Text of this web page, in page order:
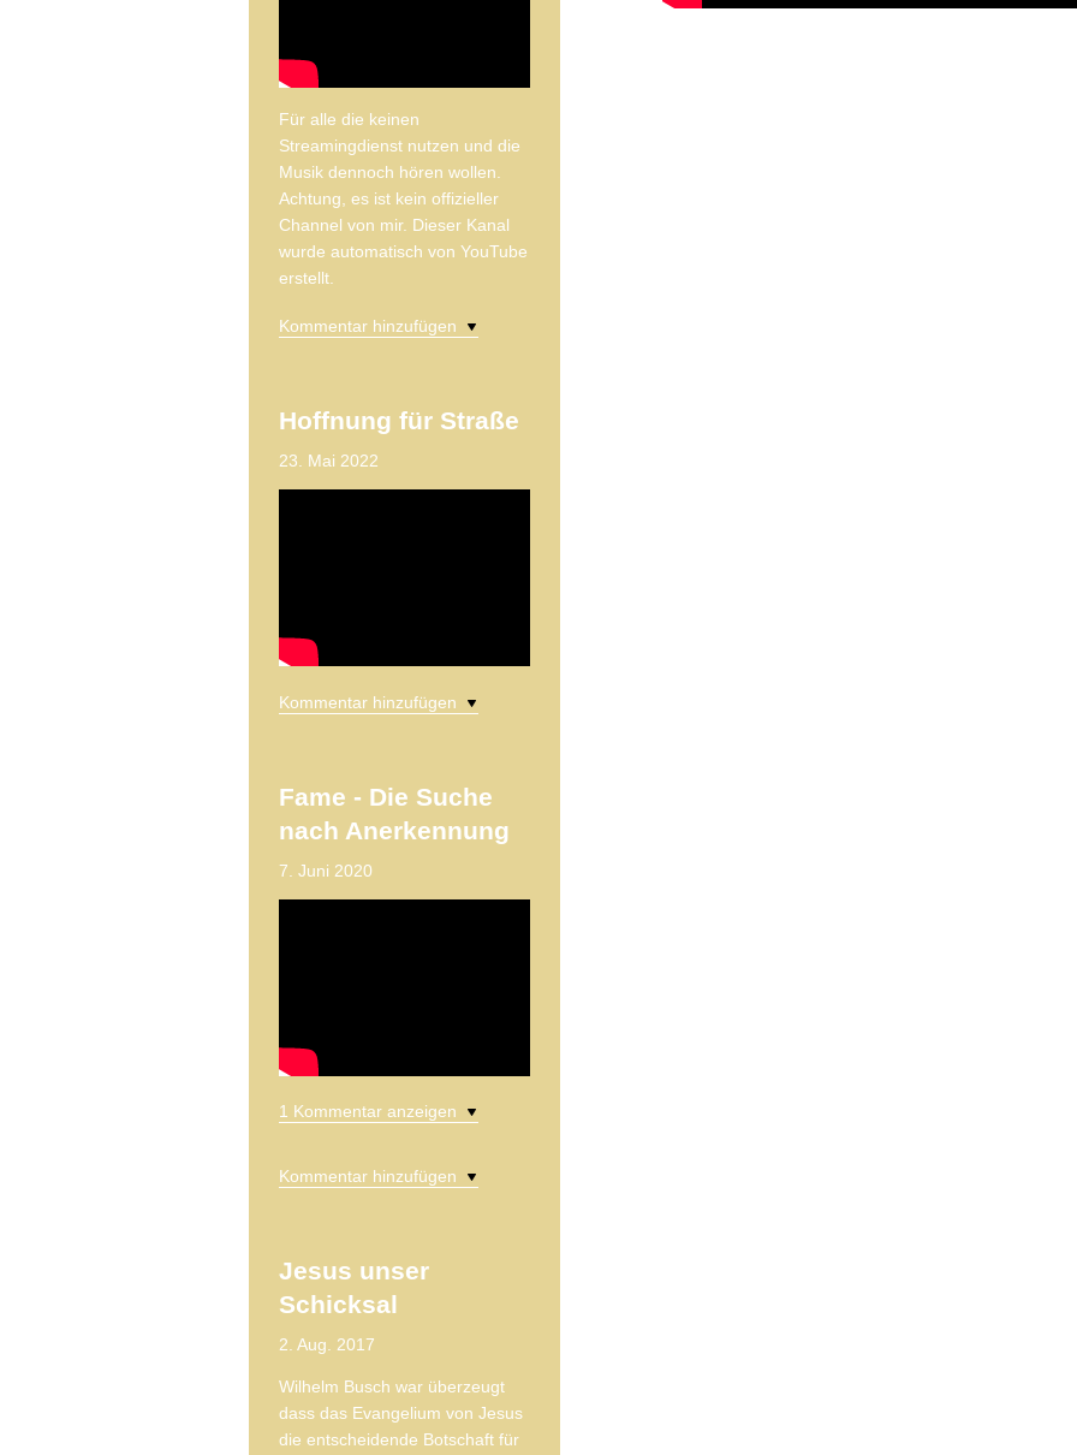
Für alle die keinen
Streamingdienst nutzen und die
Musik dennoch hören wollen.
Achtung, es ist kein offizieller
Channel von mir. Dieser Kanal
wurde automatisch von YouTube
erstellt.
Kommentar hinzufügen
Hoffnung für Straße
23. Mai 2022
Kommentar hinzufügen
Fame - Die Suche
nach Anerkennung
7. Juni 2020
1 Kommentar anzeigen
Kommentar hinzufügen
Jesus unser
Schicksal
2. Aug. 2017
Wilhelm Busch war überzeugt
dass das Evangelium von Jesus
die entscheidende Botschaft für